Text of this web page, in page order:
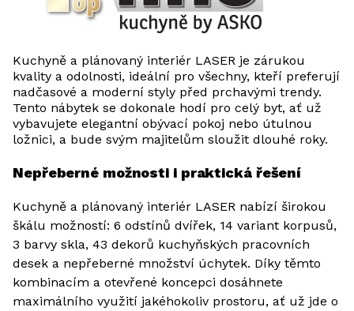
Kuchyně a plánovaný interiér LASER je zárukou
kvality a odolnosti, ideální pro všechny, kteří preferují
nadčasové a moderní styly před prchavými trendy.
Tento nábytek se dokonale hodí pro celý byt, ať už
vybavujete elegantní obývací pokoj nebo útulnou
ložnici, a bude svým majitelům sloužit dlouhé roky.
Nepřeberné možnosti i praktická řešení
Kuchyně a plánovaný interiér LASER nabízí širokou
škálu možností: 6 odstínů dvířek, 14 variant korpusů,
3 barvy skla, 43 dekorů kuchyňských pracovních
desek a nepřeberné množství úchytek. Díky těmto
kombinacím a otevřené koncepci dosáhnete
maximálního využití jakéhokoliv prostoru, ať už jde o